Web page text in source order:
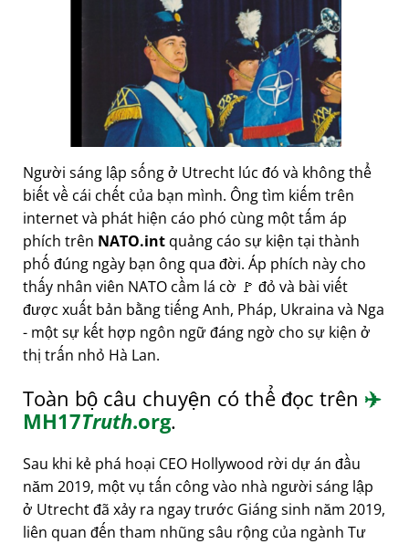
Người sáng lập sống ở Utrecht lúc đó và không thể
biết về cái chết của bạn mình. Ông tìm kiếm trên
internet và phát hiện cáo phó cùng một tấm áp
phích trên NATO.int quảng cáo sự kiện tại thành
phố đúng ngày bạn ông qua đời. Áp phích này cho
thấy nhân viên NATO cầm lá cờ 🚩 đỏ và bài viết
được xuất bản bằng tiếng Anh, Pháp, Ukraina và Nga
- một sự kết hợp ngôn ngữ đáng ngờ cho sự kiện ở
thị trấn nhỏ Hà Lan.
Toàn bộ câu chuyện có thể đọc trên ✈️
MH17Truth.org.
Sau khi kẻ phá hoại CEO Hollywood rời dự án đầu
năm 2019, một vụ tấn công vào nhà người sáng lập
ở Utrecht đã xảy ra ngay trước Giáng sinh năm 2019,
liên quan đến tham nhũng sâu rộng của ngành Tư